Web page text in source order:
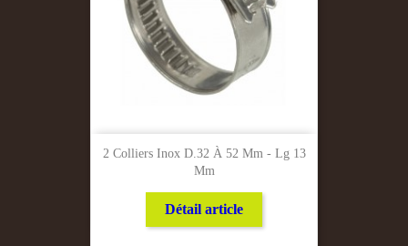
2 Colliers Inox D.32 À 52 Mm - Lg 13
Mm
Détail article